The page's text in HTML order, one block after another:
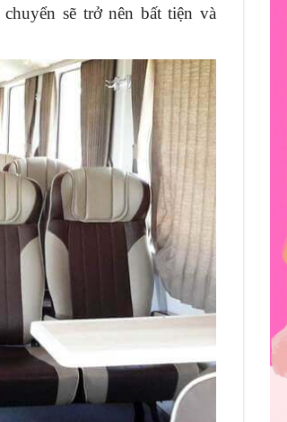
sẽ trở nên bất tiện và